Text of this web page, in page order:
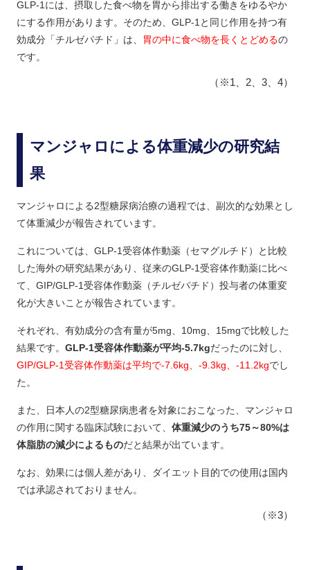
GLP-1には、摂取した食べ物を胃から排出する働きをゆるやか
にする作用があります。そのため、GLP-1と同じ作用を持つ有
効成分「チルゼパチド」は、
胃の中に食べ物を長くとどめるの
です。
（※1、2、3、4）
マンジャロによる体重減少の研究結
果
マンジャロによる2型糖尿病治療の過程では、副次的な効果とし
て体重減少が報告されています。
これについては、GLP-1受容体作動薬（セマグルチド）と比較
した海外の研究結果があり、従来のGLP-1受容体作動薬に比べ
て、GIP/GLP-1受容体作動薬（チルゼパチド）投与者の体重変
化が大きいことが報告されています。
それぞれ、有効成分の含有量が5mg、10mg、15mgで比較した
結果です。 GLP-1受容体作動薬が平均-5.7kgだったのに対し、
GIP/GLP-1受容体作動薬は平均で-7.6kg、-9.3kg、-11.2kgでし
た。
また、日本人の2型糖尿病患者を対象におこなった、マンジャロ
の作用に関する臨床試験において、 体重減少のうち75～80%は
体脂肪の減少によるものだと結果が出ています。
なお、効果には個人差があり、ダイエット目的での使用は国内
では承認されておりません。
（※3）